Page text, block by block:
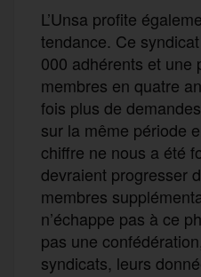
L’Unsa profite
tendance. Ce
000 adhérents et une
membres en quatre
fois plus de
sur la même période
chiffre ne nous a été
devraient progresser
membres
n’échappe pas à ce
pas une
syndicats, leurs